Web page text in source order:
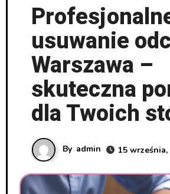
usuwanie
Warszawa –
skuteczna
dla Twoich
By admin 15 września,